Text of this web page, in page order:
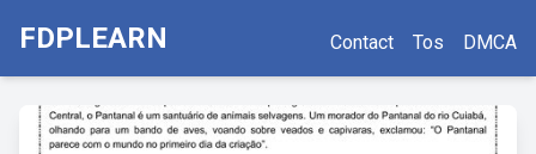
FDPLEARN Contact Tos DMCA